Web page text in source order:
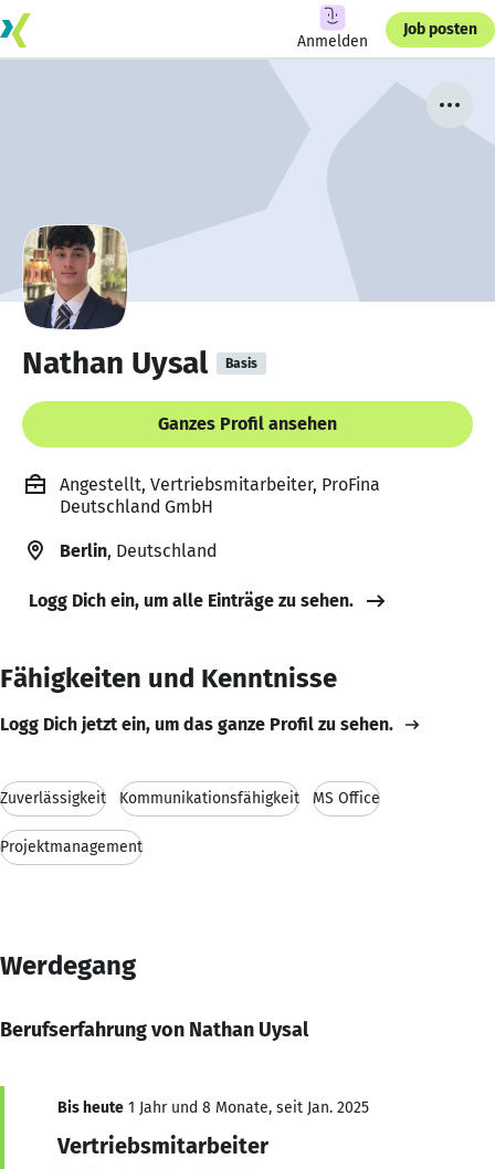
Anmelden
Job posten
Nathan Uysal Basis
Ganzes Profil ansehen
Angestellt, Vertriebsmitarbeiter, ProFina
Deutschland GmbH
Berlin, Deutschland
Logg Dich ein, um alle Einträge zu sehen.
Fähigkeiten und Kenntnisse
Logg Dich jetzt ein, um das ganze Profil zu sehen.
Zuverlässigkeit Kommunikationsfähigkeit MS Office
Projektmanagement
Werdegang
Berufserfahrung von Nathan Uysal
Bis heute 1 Jahr und 8 Monate, seit Jan. 2025
Vertriebsmitarbeiter